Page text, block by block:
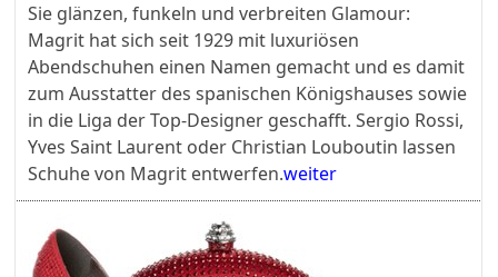
Sie glänzen, funkeln und verbreiten Glamour:
Magrit hat sich seit 1929 mit luxuriösen
Abendschuhen einen Namen gemacht und es damit
zum Ausstatter des spanischen Königshauses sowie
in die Liga der Top-Designer geschafft. Sergio Rossi,
Yves Saint Laurent oder Christian Louboutin lassen
Schuhe von Magrit entwerfen.weiter